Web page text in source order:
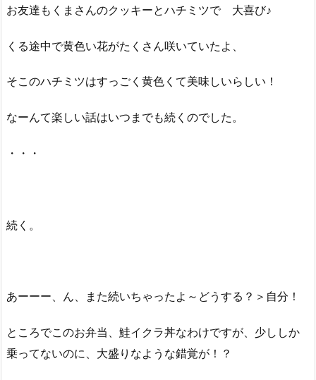
お友達もくまさんのクッキーとハチミツで 大喜び♪
くる途中で黄色い花がたくさん咲いていたよ、
そこのハチミツはすっごく黄色くて美味しいらしい！
なーんて楽しい話はいつまでも続くのでした。
・・・
続く。
あーーー、ん、また続いちゃったよ～どうする？＞自分！
ところでこのお弁当、鮭イクラ丼なわけですが、少ししか
乗ってないのに、大盛りなような錯覚が！？